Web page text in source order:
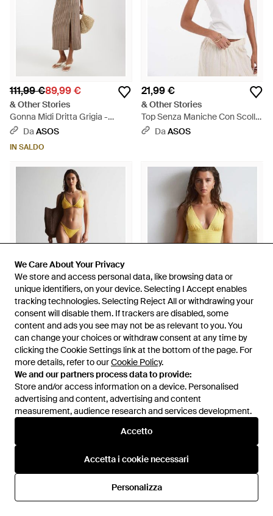
We Care About Your Privacy
We store and access personal data, like browsing data or
unique identifiers, on your device. Selecting I Accept enables
tracking technologies. Selecting Reject All or withdrawing your
consent will disable them. If trackers are disabled, some
content and ads you see may not be as relevant to you. You
can change your choices or withdraw consent at any time by
clicking the Cookie Settings link at the bottom of the page. For
more details, refer to ourCookie Policy.
We and our partners process data to provide:
Store and/or access information on a device. Personalised
advertising and content, advertising and content
measurement, audience research and services development.
Accetto
Accetta i cookie necessari
Personalizza
We Care About Your Privacy
We store and access personal data, like browsing data or
unique identifiers, on your device. Selecting I Accept enables
tracking technologies. Selecting Reject All or withdrawing your
consent will disable them. If trackers are disabled, some
content and ads you see may not be as relevant to you. You
can change your choices or withdraw consent at any time by
clicking the Cookie Settings link at the bottom of the page. For
more details, refer to ourCookie Policy.
We and our partners process data to provide:
Store and/or access information on a device. Personalised
advertising and content, advertising and content
measurement, audience research and services development.
Accetto
Accetta i cookie necessari
Personalizza
111,99 €89,99 €
& Other Stories
Gonna Midi Dritta Grigia -
Neutro
DaASOS
IN SALDO
21,99 €
& Other Stories
Top Senza Maniche Con Scollo
Rotondo - Bianco
DaASOS
31,99 €
& Other Stories
Mix And Match - Giallo
Da ASOS
77,99 €
& Other Stories
Costume Da Bagno A Quadri
Con Scollo A V Profondo -
Verde
Da